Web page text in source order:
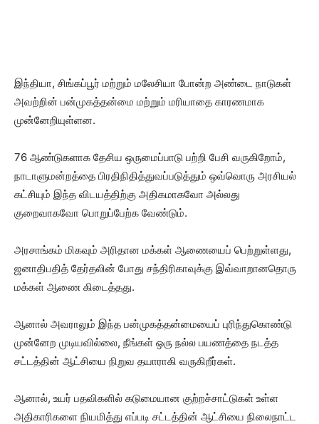
இந்தியா, சிங்கப்பூர் மற்றும் மலேசியா போன்ற அண்டை நாடுகள்
அவற்றின் பன்முகத்தன்மை மற்றும் மரியாதை காரணமாக
முன்னேறியுள்ளன.
76 ஆண்டுகளாக தேசிய ஒருமைப்பாடு பற்றி பேசி வருகிறோம்,
நாடாளுமன்றத்தை பிரதிநிதித்துவப்படுத்தும் ஒவ்வொரு அரசியல்
கட்சியும் இந்த விடயத்திற்கு அதிகமாகவோ அல்லது
குறைவாகவோ பொறுப்பேற்க வேண்டும்.
அரசாங்கம் மிகவும் அரிதான மக்கள் ஆணையைப் பெற்றுள்ளது,
ஜனாதிபதித் தேர்தலின் போது சந்திரிகாவுக்கு இவ்வாறானதொரு
மக்கள் ஆணை கிடைத்தது.
ஆனால் அவராலும் இந்த பன்முகத்தன்மையைப் புரிந்துகொண்டு
முன்னேற முடியவில்லை, நீங்கள் ஒரு நல்ல பயணத்தை நடத்த
சட்டத்தின் ஆட்சியை நிறுவ தயாராகி வருகிறீர்கள்.
ஆனால், உயர் பதவிகளில் கடுமையான குற்றச்சாட்டுகள் உள்ள
அதிகாரிகளை நியமித்து எப்படி சட்டத்தின் ஆட்சியை நிலைநாட்ட